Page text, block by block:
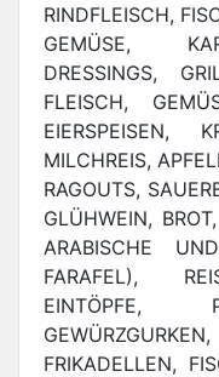
RINDFLEISCH,
GEMÜSE,
DRESSINGS,
FLEISCH,
EIERSPEISEN,
MILCHREIS,
RAGOUTS,
GLÜHWEIN,
ARABISCHE
FARAFEL),
EINTÖPFE,
FRIKADELLEN,